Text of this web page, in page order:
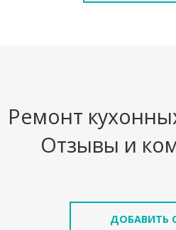
Ремонт
Отзывы и
ДОБАВИТЬ